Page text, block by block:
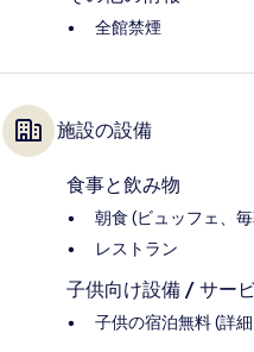
全館禁煙
施設の設備
食事と飲み物
朝食 (ビュッフェ、
レストラン
子供向け設備 / サー
子供の宿泊無料 (詳